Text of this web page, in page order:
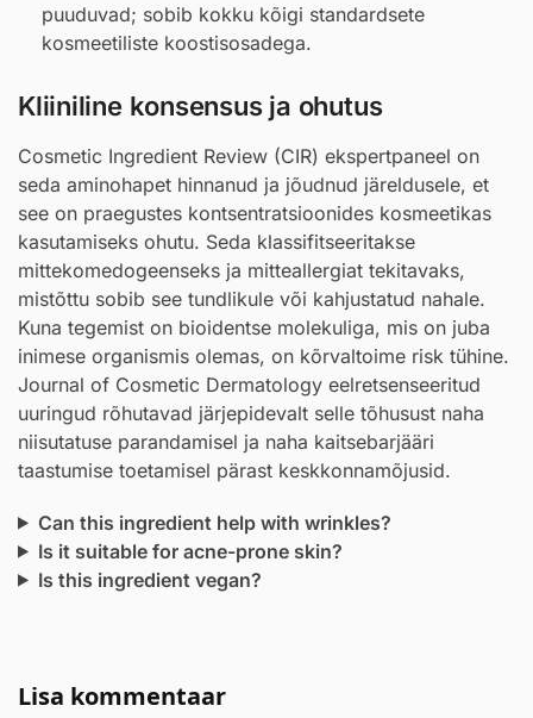
puuduvad; sobib kokku kõigi standardsete
kosmeetiliste koostisosadega.
Kliiniline konsensus ja ohutus
Cosmetic Ingredient Review (CIR) ekspertpaneel on
seda aminohapet hinnanud ja jõudnud järeldusele, et
see on praegustes kontsentratsioonides kosmeetikas
kasutamiseks ohutu. Seda klassifitseeritakse
mittekomedogeenseks ja mitteallergiat tekitavaks,
mistõttu sobib see tundlikule või kahjustatud nahale.
Kuna tegemist on bioidentse molekuliga, mis on juba
inimese organismis olemas, on kõrvaltoime risk tühine.
Journal of Cosmetic Dermatology eelretsenseeritud
uuringud rõhutavad järjepidevalt selle tõhusust naha
niisutatuse parandamisel ja naha kaitsebarjääri
taastumise toetamisel pärast keskkonnamõjusid.
Can this ingredient help with wrinkles?
Is it suitable for acne-prone skin?
Is this ingredient vegan?
Lisa kommentaar